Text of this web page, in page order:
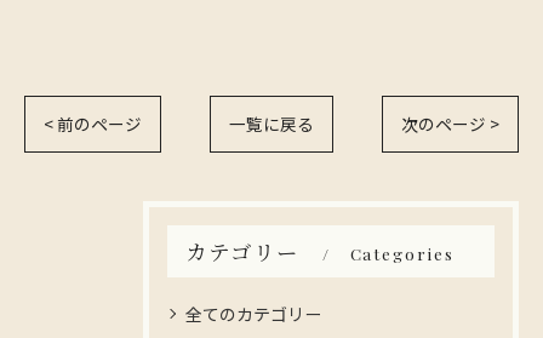
< 前のページ 一覧に戻る 次のページ >
カテゴリー Categories
全てのカテゴリー